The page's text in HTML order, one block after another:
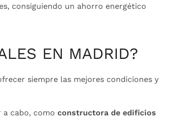
consiguiendo un ahorro energético
EN MADRID?
siempre las mejores condiciones y
cabo, como constructora de edificios